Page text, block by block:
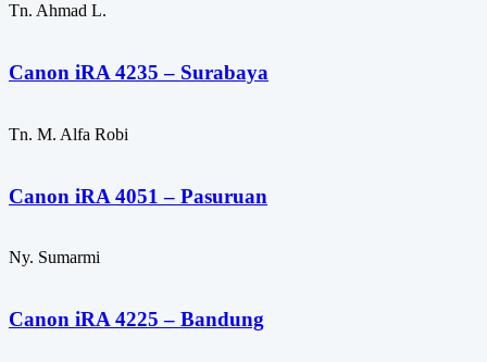
Tn. Ahmad L.
Canon iRA 4235 – Surabaya
Tn. M. Alfa Robi
Canon iRA 4051 – Pasuruan
Ny. Sumarmi
Canon iRA 4225 – Bandung